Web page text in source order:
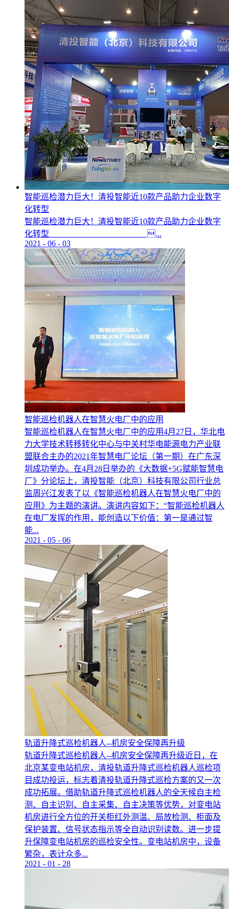
智能巡检潜力巨大！清投智能近10款产品助力企业数字
化转型
智能巡检潜力巨大！清投智能近10款产品助力企业数字
化转型 ...
2021 - 06 - 03
智能巡检机器人在智慧火电厂中的应用
智能巡检机器人在智慧火电厂中的应用4月27日，华北电
力大学技术转移转化中心与中关村华电能源电力产业联
盟联合主办的2021年智慧电厂论坛（第一期）在广东深
圳成功举办。在4月28日举办的《大数据+5G赋能智慧电
厂》分论坛上，清投智能（北京）科技有限公司行业总
监周兴江发表了以《智能巡检机器人在智慧火电厂中的
应用》为主题的演讲。演讲内容如下：“智能巡检机器人
在电厂发挥的作用，能创造以下价值：第一是通过智
能...
2021 - 05 - 06
轨道升降式巡检机器人--机房安全保障再升级
轨道升降式巡检机器人--机房安全保障再升级近日，在
北京某变电站机房，清投轨道升降式巡检机器人巡检项
目成功投运，标志着清投轨道升降式巡检方案的又一次
成功拓展。借助轨道升降式巡检机器人的全天候自主检
测、自主识别、自主采集、自主决策等优势，对变电站
机房进行全方位的开关柜红外测温、局放检测、柜面及
保护装置、信号状态指示等全自动识别读数。进一步提
升保障变电站机房的巡检安全性。变电站机房中，设备
繁杂，表计众多...
2021 - 01 - 28